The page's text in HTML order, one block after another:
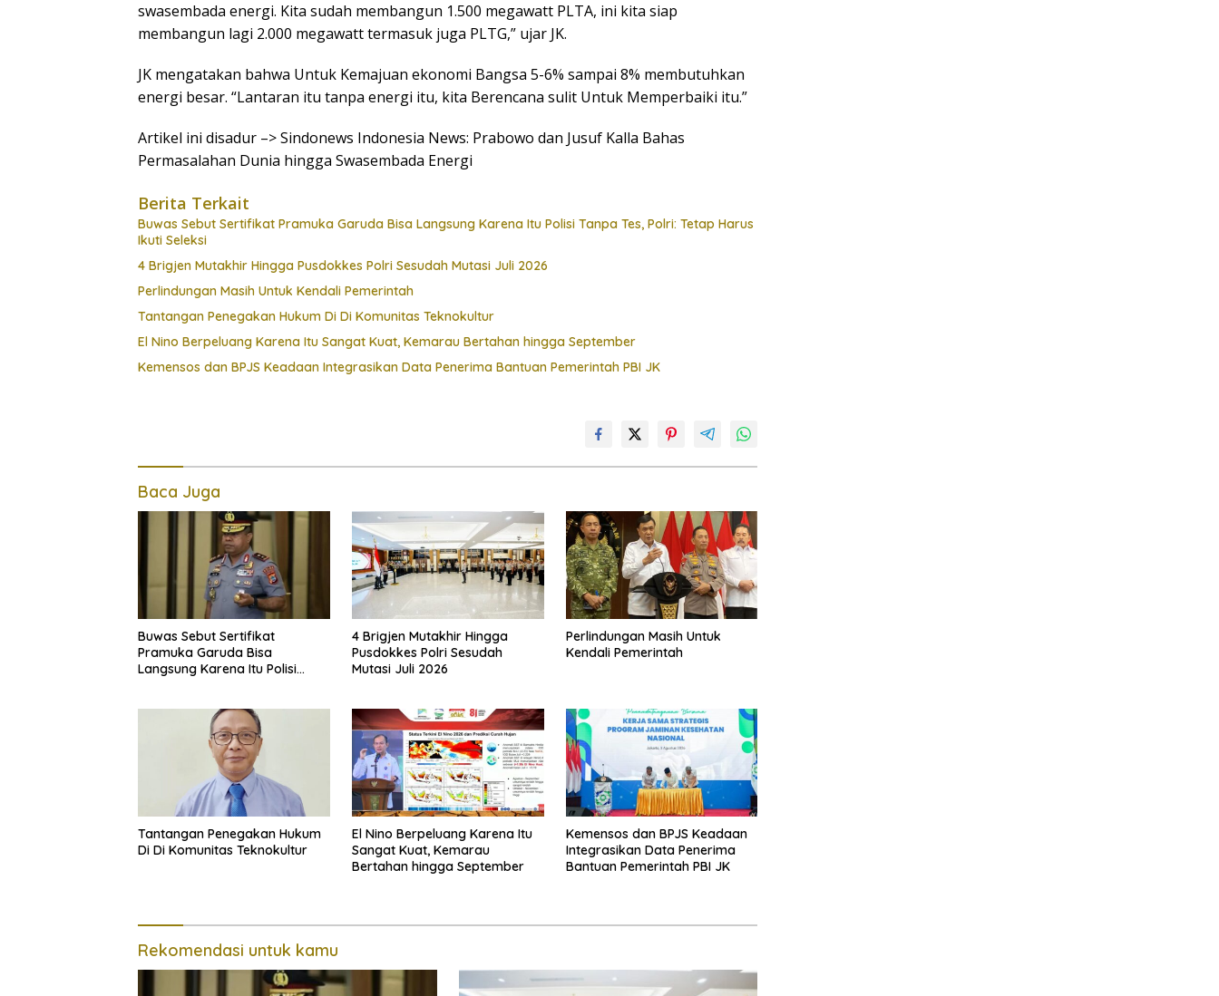
swasembada energi. Kita sudah membangun 1.500 megawatt PLTA, ini kita siap
membangun lagi 2.000 megawatt termasuk juga PLTG,” ujar JK.
JK mengatakan bahwa Untuk Kemajuan ekonomi Bangsa 5-6% sampai 8% membutuhkan
energi besar. “Lantaran itu tanpa energi itu, kita Berencana sulit Untuk Memperbaiki itu.”
Artikel ini disadur –> Sindonews Indonesia News: Prabowo dan Jusuf Kalla Bahas
Permasalahan Dunia hingga Swasembada Energi
Berita Terkait
Buwas Sebut Sertifikat Pramuka Garuda Bisa Langsung Karena Itu Polisi Tanpa Tes, Polri: Tetap Harus
Ikuti Seleksi
4 Brigjen Mutakhir Hingga Pusdokkes Polri Sesudah Mutasi Juli 2026
Perlindungan Masih Untuk Kendali Pemerintah
Tantangan Penegakan Hukum Di Di Komunitas Teknokultur
El Nino Berpeluang Karena Itu Sangat Kuat, Kemarau Bertahan hingga September
Kemensos dan BPJS Keadaan Integrasikan Data Penerima Bantuan Pemerintah PBI JK
Baca Juga
Buwas Sebut Sertifikat
Pramuka Garuda Bisa
Langsung Karena Itu Polisi
4 Brigjen Mutakhir Hingga
Pusdokkes Polri Sesudah
Mutasi Juli 2026
Perlindungan Masih Untuk
Kendali Pemerintah
Tantangan Penegakan Hukum
Di Di Komunitas Teknokultur
El Nino Berpeluang Karena Itu
Sangat Kuat, Kemarau
Bertahan hingga September
Kemensos dan BPJS Keadaan
Integrasikan Data Penerima
Bantuan Pemerintah PBI JK
Rekomendasi untuk kamu